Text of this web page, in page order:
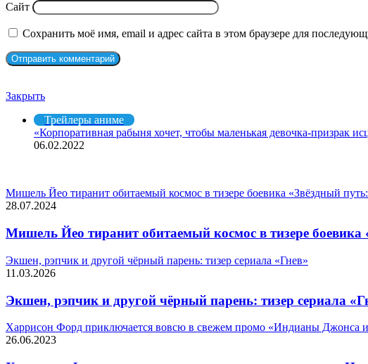
Сайт
Сохранить моё имя, email и адрес сайта в этом браузере для
Закрыть
Трейлеры аниме
«Корпоративная рабыня хочет, чтобы маленькая девочка-призрак
06.02.2022
Мишель Йео тиранит обитаемый космос в тизере боевика «Звёздный
28.07.2024
Мишель Йео тиранит обитаемый космос в тизере боевика
Экшен, рэпчик и другой чёрный парень: тизер сериала «Гнев»
11.03.2026
Экшен, рэпчик и другой чёрный парень: тизер сериала
Харрисон Форд приключается вовсю в свежем промо «Индианы Джонса и
26.06.2023